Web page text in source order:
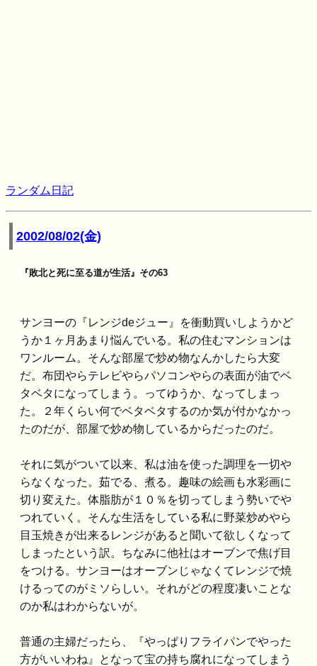
ランダム日記
2002/08/02(金)
『敗北と死に至る道が生活』その63
サンヨーの『レンジdeジュー』を衝動買いしようかど
うか１ヶ月あまり悩んでいる。私の住むマンションは
ワンルーム。そんな部屋で炒め物なんかしたら大変
だ。布団やらテレビやらパソコンやらの表面が油でベ
タベタになってしまう。ってゆうか、なってしまっ
た。２年くらい何でベタベタするのか気が付かなかっ
たのだが、部屋で炒め物しているからだったのだ。
それに気がついて以来、私は油を使った調理を一切や
らなくなった。茹でる、煮る。趣味の絵画も水彩画に
切り変えた。体脂肪が１０％を切ってしまう勢いでや
つれていく。そんな生活をしている私に野菜炒めやら
目玉焼きが出来るレンジがあると聞いて欲しくなって
しまったという訳。ちなみに他社はオーブンで焦げ目
をつける。サンヨーはオーブンじゃなくてレンジで焼
けるってのがミソらしい。それがどの程度凄いことな
のか私はわからないが。
普通の主婦だったら、『やっぱりフライパンでやった
方がいいわね』となって宝の持ち腐れになってしまう